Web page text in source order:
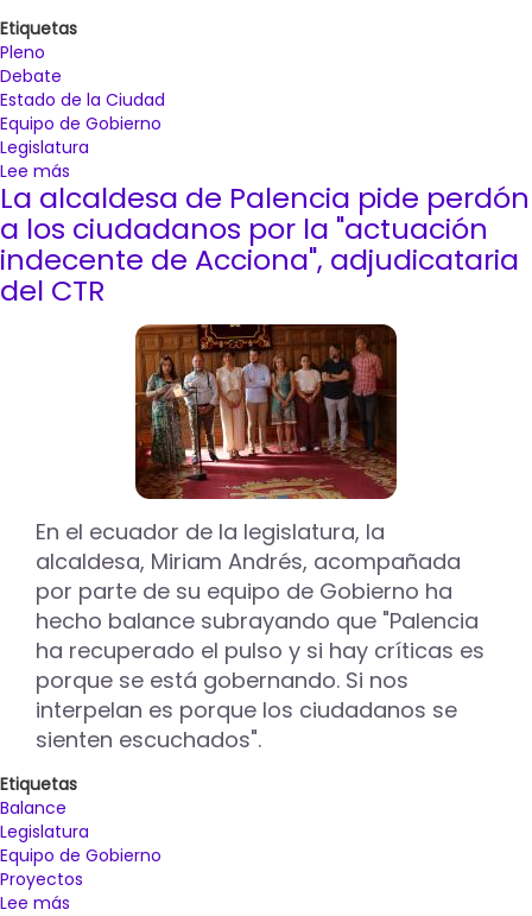
Etiquetas
Pleno
Debate
Estado de la Ciudad
Equipo de Gobierno
Legislatura
Lee más
El
equipo
de
Gobierno
pone
millones
inversión
movilizados
en
estos
tres
años
La alcaldesa de Palencia pide perdón
a los ciudadanos por la "actuación
indecente de Acciona", adjudicataria
del CTR
En el ecuador de la legislatura, la
alcaldesa, Miriam Andrés, acompañada
por parte de su equipo de Gobierno ha
hecho balance subrayando que "Palencia
ha recuperado el pulso y si hay críticas es
porque se está gobernando. Si nos
interpelan es porque los ciudadanos se
sienten escuchados".
Etiquetas
Balance
Legislatura
Equipo de Gobierno
Proyectos
Lee más